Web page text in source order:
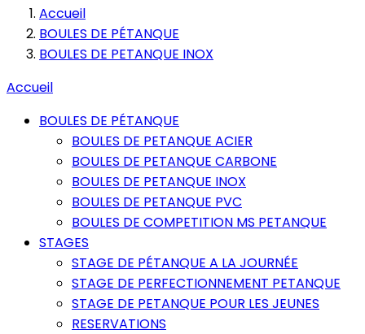
Accueil
BOULES DE PÉTANQUE
BOULES DE PETANQUE INOX
Accueil
BOULES DE PÉTANQUE
BOULES DE PETANQUE ACIER
BOULES DE PETANQUE CARBONE
BOULES DE PETANQUE INOX
BOULES DE PETANQUE PVC
BOULES DE COMPETITION MS PETANQUE
STAGES
STAGE DE PÉTANQUE A LA JOURNÉE
STAGE DE PERFECTIONNEMENT PETANQUE
STAGE DE PETANQUE POUR LES JEUNES
RESERVATIONS